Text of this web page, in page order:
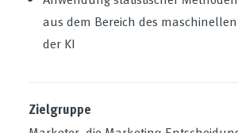
aus dem Bereich des
der KI
Zielgruppe